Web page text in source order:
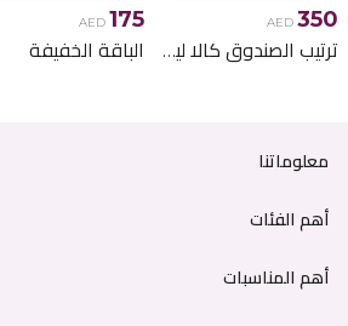
AED 350
ترتيب الصندوق كالا ليلي
AED 175
الباقة الخفيفة
معلوماتنا
أهم الفئات
أهم المناسبات